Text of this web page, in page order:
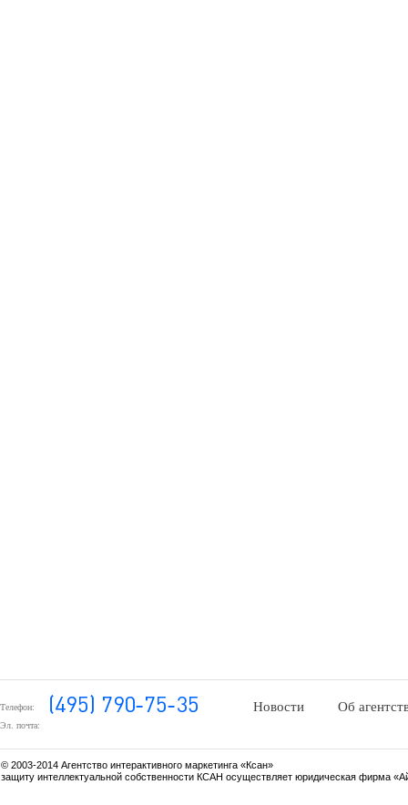
Телефон:
Эл. почта:
Новости Об
© 2003-2014 Агентство интерактивного маркетинга «Ксан»
защиту интеллектуальной собственности КСАН осуществляет юридическая фирма